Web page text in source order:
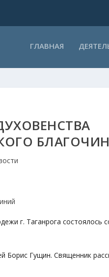
ГЛАВНАЯ
г. Таганрога состоялось
Борис Гущин. Священник